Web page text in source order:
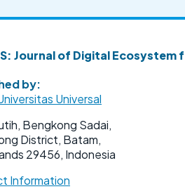
Journal of Digital
by:
Universal
Bengkong Sadai,
District, Batam,
29456, Indonesia
Information